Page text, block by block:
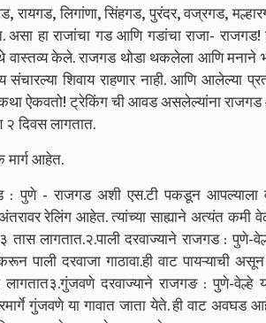
रायगड, लिगांणा, सिंहगड, पुरंदर, वज्रगड,
असा हा राजांचा गड आणि गडांचा राजा-
वास्तव्य केले. राजगड थोडा थकलेला आणि
शिवाय राहणार नाही. आणि आलेल्या
ऐकवतो! ट्रेकिंग ची आवड असलेल्यांना
२ दिवस लागतात.
मार्ग आहेत.
: पुणे - राजगड अशी एस.टी पकडून आपल्याला
रेलिंग आहेत. त्यांच्या साह्याने अत्यंत कमी
तास लागतात.२.पाली दरवाज्याने राजगड : पुणे-
पाली दरवाजा गाठावा.ही वाट पायऱ्याची
३.गुंजवणे दरवाज्याने राजगङ : पुणे-वेल्हे या
गुंजवणे या गावात जाता येते. ही वाट अवघड